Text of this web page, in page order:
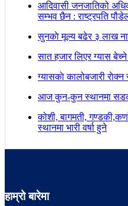
आदिवासी जनजातिको
सम्भव छैन : राष्ट्रपति
सुनकाे मूल्य बढेर ३ लाख
सात हजार लिएर ग्यास
ग्यासकाे कालोबजारी
आज कुन-कुन स्थानमा
कोशी, बागमती,
स्थानमा भारी वर्षा हुने
हाम्रो बारेमा